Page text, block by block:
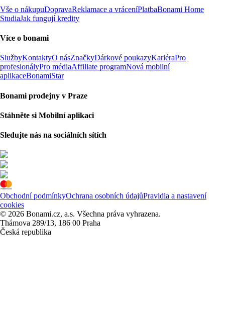
Vše o nákupuDopravaReklamace a vráceníPlatbaBonami Home
StudiaJak fungují kredity
Více o bonami
SlužbyKontaktyO násZnačkyDárkové poukazyKariéraPro
profesionályPro médiaAffiliate programNová mobilní
aplikaceBonamiStar
Bonami prodejny v Praze
Stáhněte si Mobilní aplikaci
Sledujte nás na sociálních sítích
Obchodní podmínkyOchrana osobních údajůPravidla a nastavení
cookies
© 2026 Bonami.cz, a.s. Všechna práva vyhrazena.
Thámova 289/13, 186 00 Praha
Česká republika